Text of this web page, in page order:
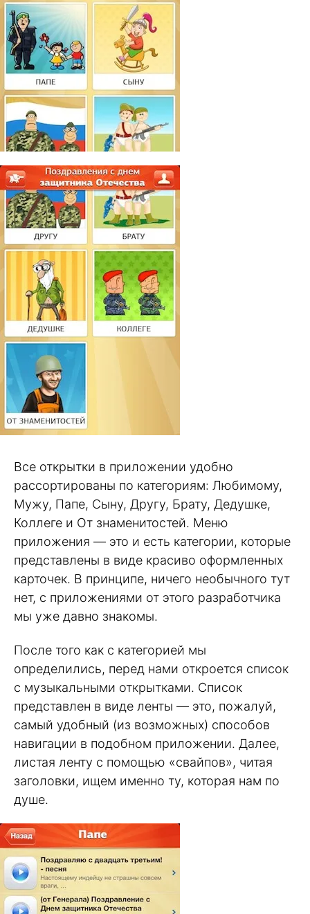
Все открытки в приложении удобно
рассортированы по категориям: Любимому,
Мужу, Папе, Сыну, Другу, Брату, Дедушке,
Коллеге и От знаменитостей. Меню
приложения — это и есть категории, которые
представлены в виде красиво оформленных
карточек. В принципе, ничего необычного тут
нет, с приложениями от этого разработчика
мы уже давно знакомы.
После того как с категорией мы
определились, перед нами откроется список
с музыкальными открытками. Список
представлен в виде ленты — это, пожалуй,
самый удобный (из возможных) способов
навигации в подобном приложении. Далее,
листая ленту с помощью «свайпов», читая
заголовки, ищем именно ту, которая нам по
душе.